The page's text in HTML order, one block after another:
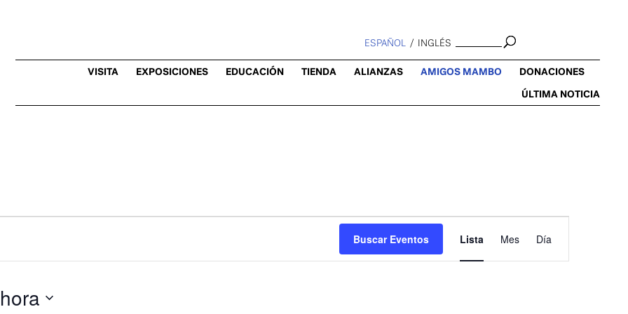
ESPAÑOL INGLÉS
VISITA EXPOSICIONES EDUCACIÓN TIENDA ALIANZAS AMIGOS MAMBO
DONACIONES
ÚLTIMA NOTICIA
Buscar Eventos
de
Lista Mes Día